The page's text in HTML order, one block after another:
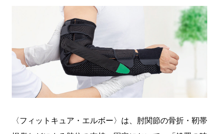
〈フィットキュア・エルボー〉は、肘関節の骨折・靭帯